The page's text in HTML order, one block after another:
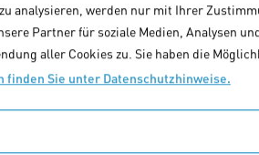
analysieren, werden nur mit Ihrer
Partner für soziale Medien, Analysen
aller Cookies zu. Sie haben die
finden Sie unter Datenschutzhinweise.
Oktober 2013 schafft neue Klarheit für